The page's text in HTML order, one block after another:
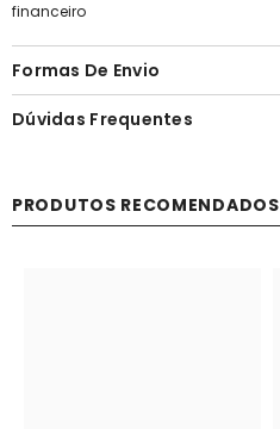
financeiro
Formas De Envio
Dúvidas Frequentes
PRODUTOS RECOMENDADOS